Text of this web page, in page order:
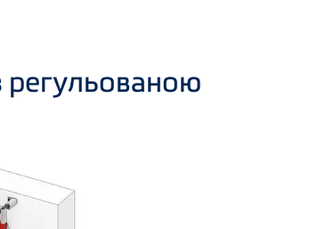
регульованою